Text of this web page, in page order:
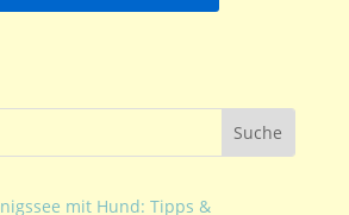
mit Hund: Tipps &